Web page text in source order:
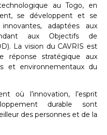
au Togo, en
se développent et se
adaptées aux
aux Objectifs de
La vision du CAVRIS est
réponse stratégique aux
et environnementaux du
où l’innovation, l’esprit
durable sont
des personnes et de la